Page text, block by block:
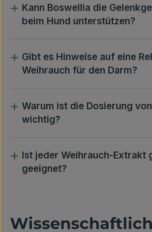
+ Kann Boswellia die
beim Hund unterstützen?
+ Gibt es Hinweise auf eine
Weihrauch für den Darm?
+ Warum ist die Dosierung
wichtig?
+ Ist jeder Weihrauch-Extrakt
geeignet?